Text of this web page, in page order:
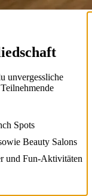
unvergessliche
Spots
Beauty Salons
und Fun-Aktivitäten